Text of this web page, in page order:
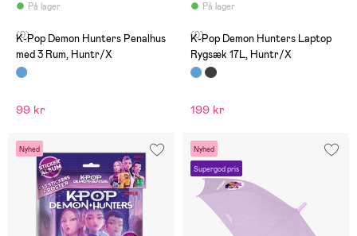
På lager
(0)
K-Pop Demon Hunters Penalhus
med 3 Rum, Huntr/X
99 kr
På lager
(0)
K-Pop Demon Hunters Laptop
Rygsæk 17L, Huntr/X
199 kr
Nyhed Nyhed
Supergod pris